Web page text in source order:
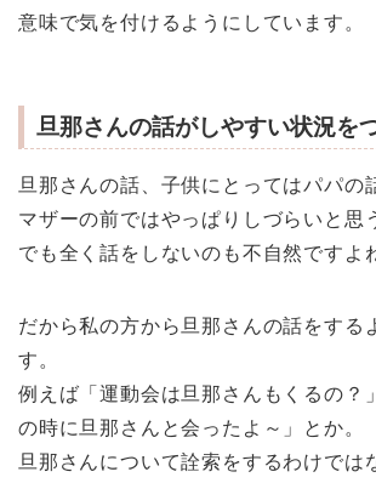
意味で気を付けるようにしています。
旦那さんの話がしやすい状況を
旦那さんの話、子供にとってはパパの
マザーの前ではやっぱりしづらいと思
でも全く話をしないのも不自然ですよ
だから私の方から旦那さんの話をする
す。
例えば「運動会は旦那さんもくるの？
の時に旦那さんと会ったよ～」とか。
旦那さんについて詮索をするわけでは